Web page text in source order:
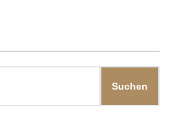
Suchen